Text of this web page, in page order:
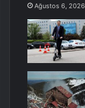
Ağustos 6, 2026